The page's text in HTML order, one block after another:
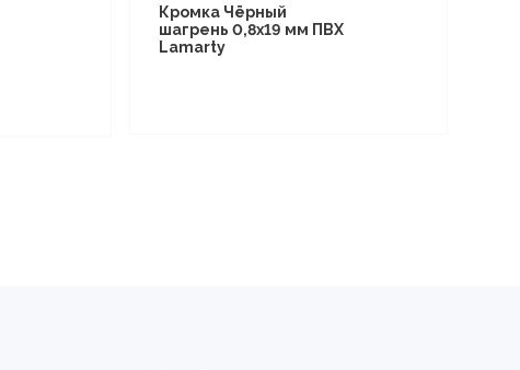
Кромка Чёрный
шагрень 0,8х19 мм ПВХ
Lamarty